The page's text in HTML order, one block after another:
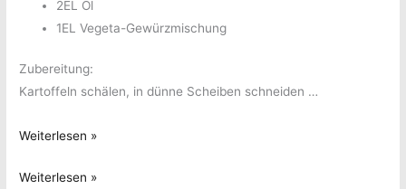
2EL Öl
1EL Vegeta-Gewürzmischung
Zubereitung:
Kartoffeln schälen, in dünne Scheiben schneiden …
Kartoffel-
Auflauf
Weiterlesen »
Kartoffel-
Weiterlesen »